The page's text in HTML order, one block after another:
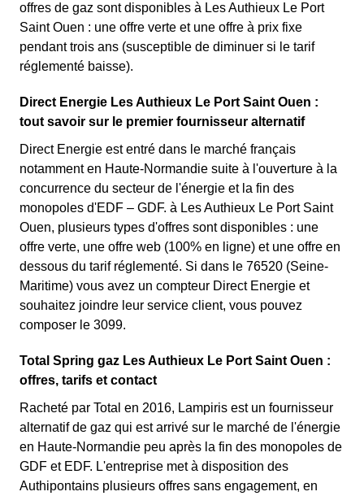
offres de gaz sont disponibles à Les Authieux Le Port
Saint Ouen : une offre verte et une offre à prix fixe
pendant trois ans (susceptible de diminuer si le tarif
réglementé baisse).
Direct Energie Les Authieux Le Port Saint Ouen :
tout savoir sur le premier fournisseur alternatif
Direct Energie est entré dans le marché français
notamment en Haute-Normandie suite à l'ouverture à la
concurrence du secteur de l'énergie et la fin des
monopoles d'EDF – GDF. à Les Authieux Le Port Saint
Ouen, plusieurs types d'offres sont disponibles : une
offre verte, une offre web (100% en ligne) et une offre en
dessous du tarif réglementé. Si dans le 76520 (Seine-
Maritime) vous avez un compteur Direct Energie et
souhaitez joindre leur service client, vous pouvez
composer le 3099.
Total Spring gaz Les Authieux Le Port Saint Ouen :
offres, tarifs et contact
Racheté par Total en 2016, Lampiris est un fournisseur
alternatif de gaz qui est arrivé sur le marché de l'énergie
en Haute-Normandie peu après la fin des monopoles de
GDF et EDF. L'entreprise met à disposition des
Authipontains plusieurs offres sans engagement, en